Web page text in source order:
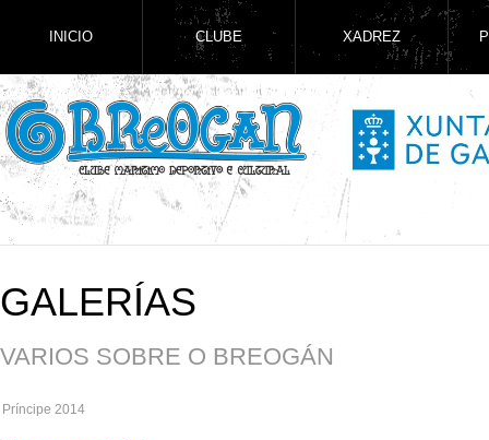
INICIO CLUBE XADREZ
GALERÍAS
VARIOS SOBRE O BREOGÁN
Príncipe 2014